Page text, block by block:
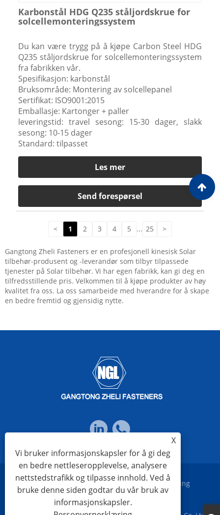
Karbonstål HDG Q235 ståljordskrue for
solcellemonteringssystem
Du kan være trygg på å kjøpe Carbon Steel HDG
Q235 ståljordskrue for solcellemonteringssystem
fra fabrikken vår.
Spesifikasjon: karbonstål
Bruksområde: Montering av solcellepanel
Sertifikat: ISO9001:2015
Emballasje: Kartonger + paller
leveringstid: travel sesong: 15-30 dager, slakk
sesong: 10-15 dager
Standard: tilpasset
Les mer
Send forespørsel
< 1 2 3 4 5 ... 25 >
Gangtong Zheli Fasteners er en profesjonell kinesisk Solar
tilbehør-produsent og -leverandør som tilbyr tilpassede
tjenester på Solar tilbehør. Vi har egen fabrikk, kan gi deg en
tilfredsstillende pris. Velkommen til å kjøpe produkter av høy
kvalitet fra oss. La oss samarbeide med hverandre for å skape
en bedre fremtid og gjensidig nytte.
X
Vi bruker informasjonskapsler for å gi deg
en bedre nettleseropplevelse, analysere
nettstedstrafikk og tilpasse innhold. Ved å
bruke denne siden godtar du vår bruk av
informasjonskapsler.
Links Sitemap RSS XML Personvernerklæring